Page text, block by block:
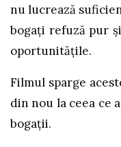
nu lucrează
bogați refuză pur
oportunitățile.
Filmul sparge
din nou la ceea ce
bogații.